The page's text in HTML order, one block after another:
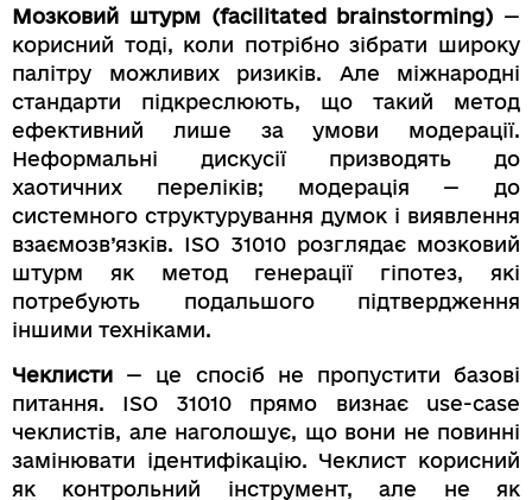
Мозковий штурм (facilitated brainstorming) —
корисний тоді, коли потрібно зібрати широку
палітру можливих ризиків. Але міжнародні
стандарти підкреслюють, що такий метод
ефективний лише за умови модерації.
Неформальні дискусії призводять до
хаотичних переліків; модерація — до
системного структурування думок і виявлення
взаємозв’язків. ISO 31010 розглядає мозковий
штурм як метод генерації гіпотез, які
потребують подальшого підтвердження
іншими техніками.
Чеклисти — це спосіб не пропустити базові
питання. ISO 31010 прямо визнає use-case
чеклистів, але наголошує, що вони не повинні
замінювати ідентифікацію. Чеклист корисний
як контрольний інструмент, але не як